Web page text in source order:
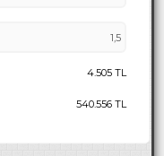
4.505 TL
540.556 TL